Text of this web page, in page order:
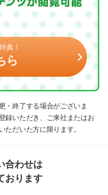
典！
ら
・終了する場合がございま
録いただき、ご来社またはお
ただいた方に限ります。
合わせは
おります